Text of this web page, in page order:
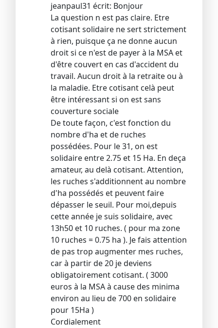
jeanpaul31 écrit: Bonjour
La question n est pas claire. Etre
cotisant solidaire ne sert strictement
à rien, puisque ça ne donne aucun
droit si ce n'est de payer à la MSA et
d'être couvert en cas d'accident du
travail. Aucun droit à la retraite ou à
la maladie. Etre cotisant celà peut
être intéressant si on est sans
couverture sociale
De toute façon, c'est fonction du
nombre d'ha et de ruches
possédées. Pour le 31, on est
solidaire entre 2.75 et 15 Ha. En deça
amateur, au delà cotisant. Attention,
les ruches s'additionnent au nombre
d'ha possédés et peuvent faire
dépasser le seuil. Pour moi,depuis
cette année je suis solidaire, avec
13h50 et 10 ruches. ( pour ma zone
10 ruches = 0.75 ha ). Je fais attention
de pas trop augmenter mes ruches,
car à partir de 20 je deviens
obligatoirement cotisant. ( 3000
euros à la MSA à cause des minima
environ au lieu de 700 en solidaire
pour 15Ha )
Cordialement